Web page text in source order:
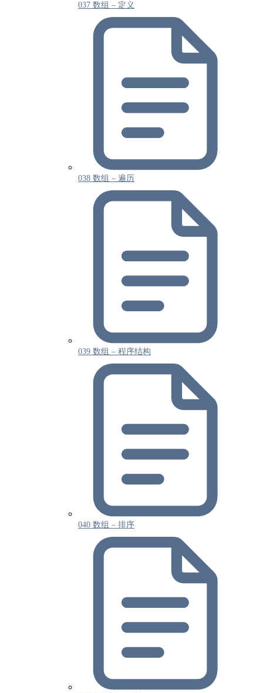
037 数组 – 定义
038 数组 – 遍历
039 数组 – 程序结构
040 数组 – 排序